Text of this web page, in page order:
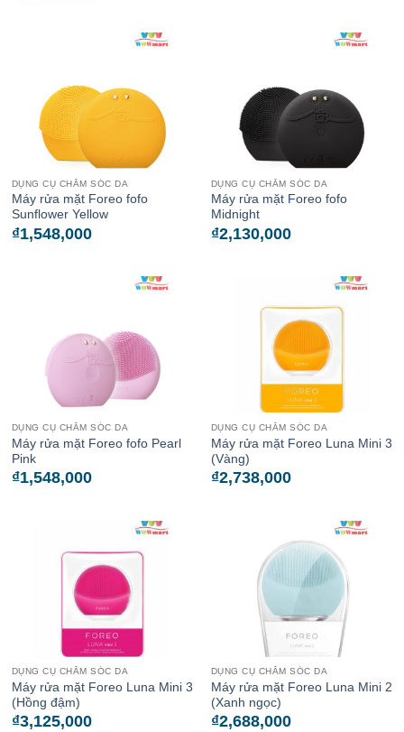
DỤNG CỤ CHĂM SÓC DA
Máy rửa mặt Foreo fofo
Sunflower Yellow
₫1,548,000
DỤNG CỤ CHĂM SÓC DA
Máy rửa mặt Foreo fofo
Midnight
₫2,130,000
DỤNG CỤ CHĂM SÓC DA
Máy rửa mặt Foreo fofo Pearl
Pink
₫1,548,000
DỤNG CỤ CHĂM SÓC DA
Máy rửa mặt Foreo Luna Mini 3
(Vàng)
₫2,738,000
DỤNG CỤ CHĂM SÓC DA
Máy rửa mặt Foreo Luna Mini 3
(Hồng đậm)
₫3,125,000
DỤNG CỤ CHĂM SÓC DA
Máy rửa mặt Foreo Luna Mini 2
(Xanh ngọc)
₫2,688,000